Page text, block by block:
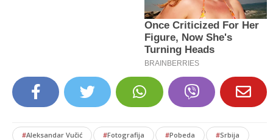
#Aleksandar Vučić #Fotografija #Pobeda #Srbija